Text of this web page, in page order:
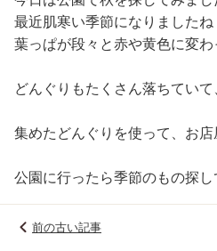
最近肌寒い季節になりましたね
葉っぱが段々と赤や黄色に変
どんぐりもたくさん落ちてい
集めたどんぐりを使って、お
公園に行ったら季節のもの探し
前の古い記事